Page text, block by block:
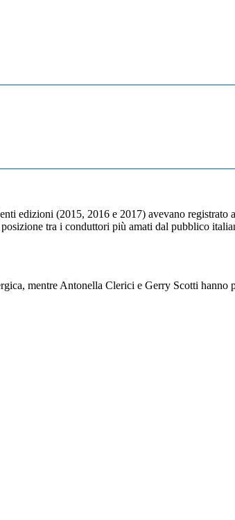
edizioni (2015, 2016 e 2017) avevano registrato
tra i conduttori più amati dal pubblico
mentre Antonella Clerici e Gerry Scotti hanno